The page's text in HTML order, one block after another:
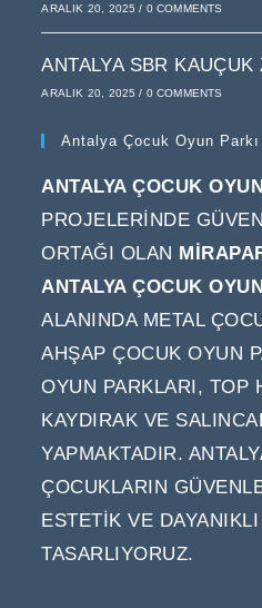
ARALIK 20, 2025 / 0 COMMENTS
ANTALYA SBR
ARALIK 20, 2025 / 0 COMMENTS
Antalya Çocuk Oyun Parkı
ANTALYA ÇOCUK
PROJELERINDE
ORTAĞI OLAN
ANTALYA ÇOCUK
ALANINDA METAL
AHŞAP ÇOCUK OYUN
OYUN PARKLARI, TOP
KAYDIRAK VE
YAPMAKTADIR.
ÇOCUKLARIN
ESTETIK VE
TASARLIYORUZ.